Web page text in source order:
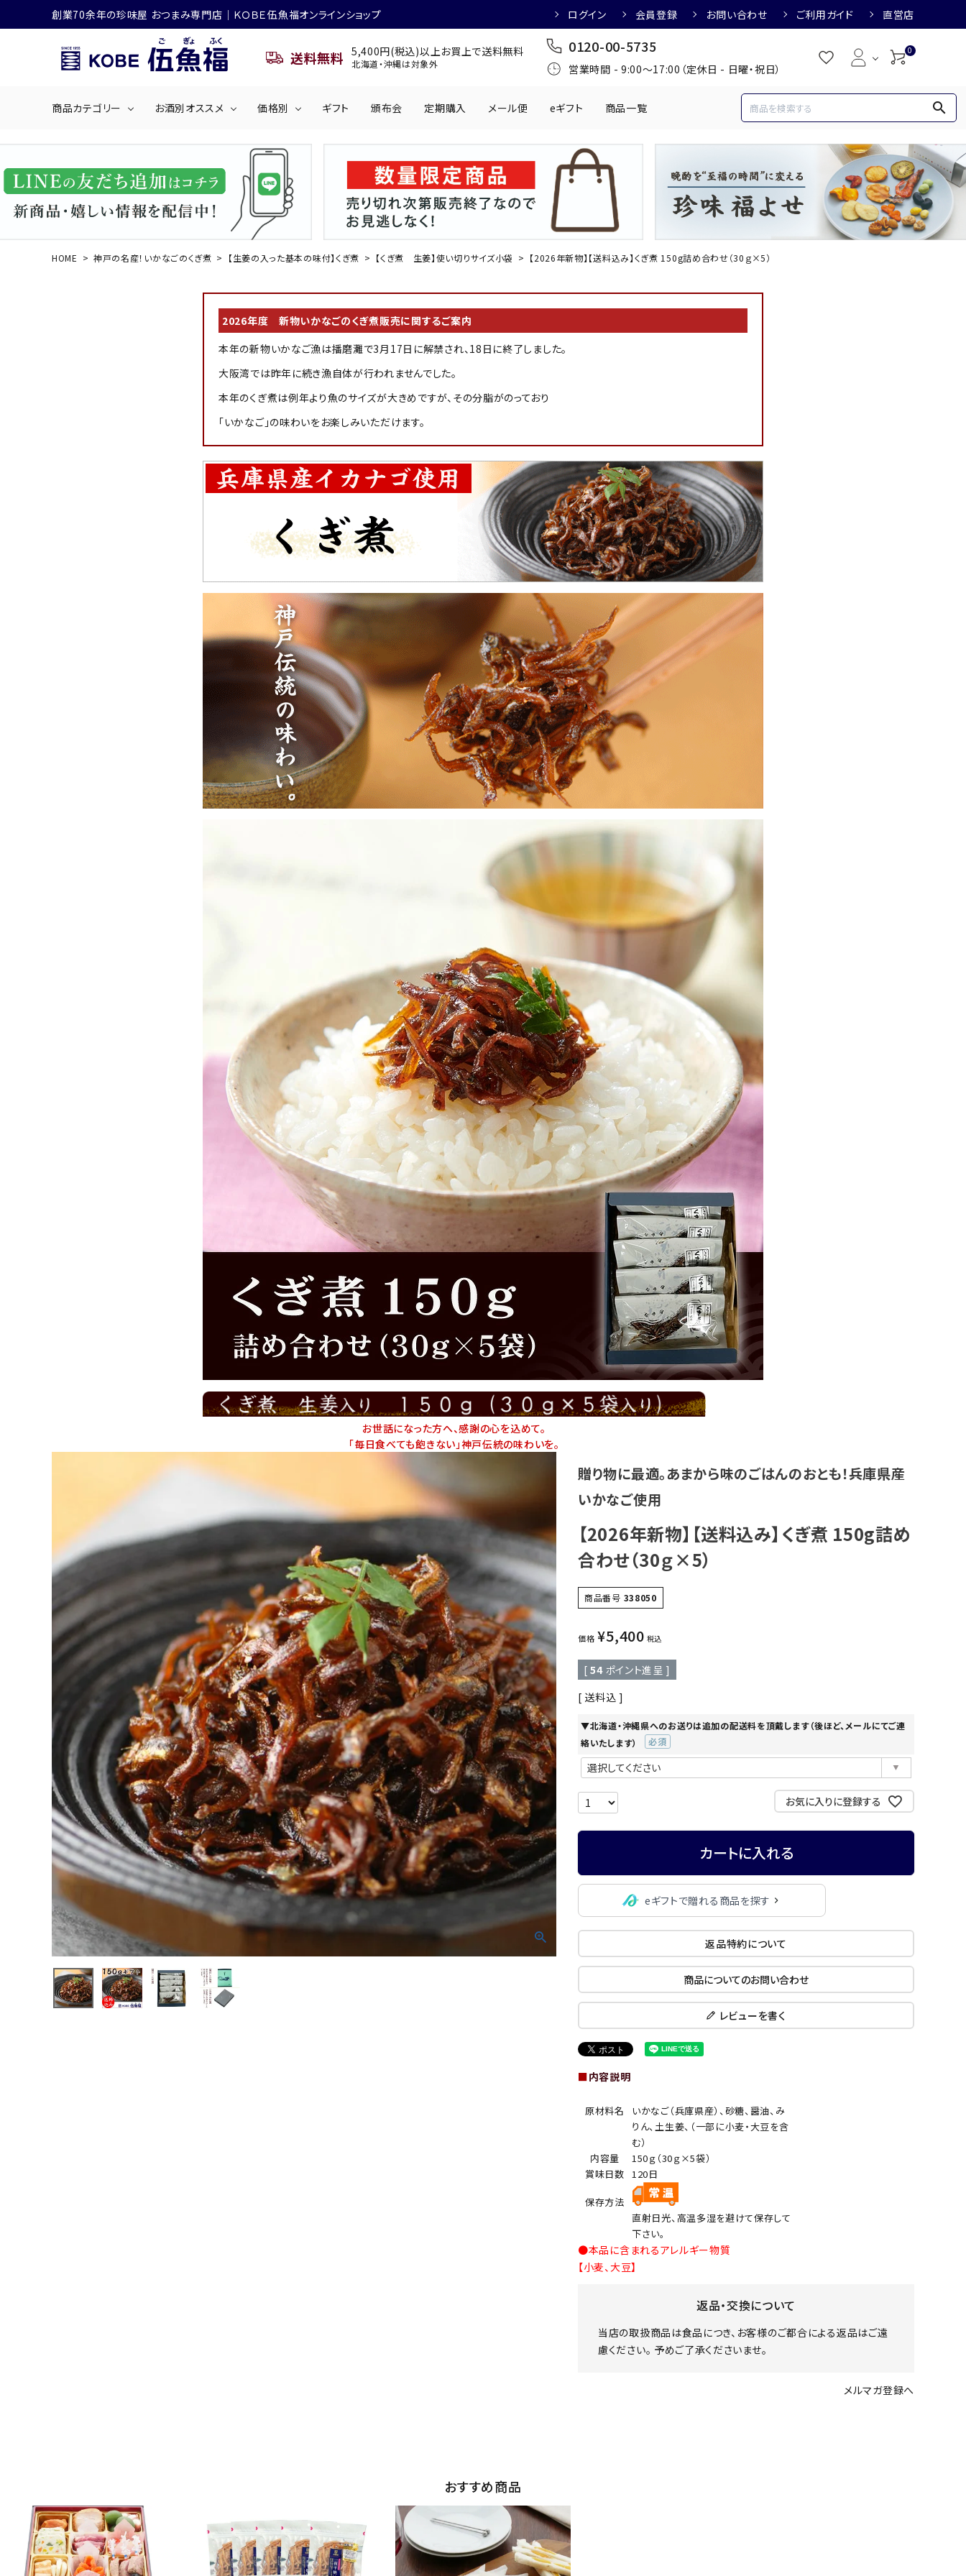
創業70余年の珍味屋 おつまみ専門店│ＫＯＢＥ伍魚福オンラインショップ ログイン 会員登録 お問い合わせ ご利用ガイド 直営店
送料無料 5,400円(税込)以上お買上で送料無料
北海道・沖縄は対象外
0120-00-5735
営業時間 - 9:00～17:00（定休日 - 日曜・祝日）
0
商品カテゴリー
くぎ煮 海産物 乳製品 かわきもの
佃煮・ごはんのおとも 丸う
お酒別オススメ
日本酒におすすめ 焼酎におすすめ
価格別
501円～1,000円 1,001円～2,000円 2,001円～3,000円 3,001円～4,000円
4,001円～5,000円 5,001円～
ギフト 頒布会 定期購入 メール便 eギフト 商品一覧 search
ACCOUNT MENU
ログイン 会員登録
HOME 神戸の名産！いかなごのくぎ煮 【生姜の入った基本の味付】くぎ煮 【くぎ煮 生姜】使い切りサイズ小袋 【2026年新物】【送料込み】くぎ煮 150g詰め合わせ（30ｇ×5）
2026年度 新物いかなごのくぎ煮販売に関するご案内
本年の新物いかなご漁は播磨灘で3月17日に解禁され、18日に終了しました。
大阪湾では昨年に続き漁自体が行われませんでした。
本年のくぎ煮は例年より魚のサイズが大きめですが、その分脂がのっており
「いかなご」の味わいをお楽しみいただけます。
お世話になった方へ、感謝の心を込めて。
「毎日食べても飽きない」神戸伝統の味わいを。
贈り物に最適。あまから味のごはんのおとも！兵庫県産
いかなご使用
【2026年新物】【送料込み】くぎ煮 150g詰め
合わせ（30ｇ×5）
商品番号 338050
価格 ¥5,400 税込
[ 54 ポイント進呈 ]
送料込
▼北海道・沖縄県へのお送りは追加の配送料を頂戴します（後ほど、メールにてご連
絡いたします）
(必
須)
お気に入りに登録する
カートに入れる
eギフトで贈れる商品を探す
返品特約について
商品についてのお問い合わせ
レビューを書く
■内容説明
原材料名
いかなご（兵庫県産）、砂糖、醤油、み
りん、土生姜、（一部に小麦・大豆を含
む）
内容量
150ｇ（30ｇ×5袋）
賞味日数 120日
保存方法
直射日光、高温多湿を避けて保存して
下さい。
●本品に含まれるアレルギー物質
【小麦、大豆】
返品・交換について
当店の取扱商品は食品につき、お客様のご都合による返品はご遠
慮ください。 予めご了承くださいませ。
メルマガ登録へ
おすすめ商品